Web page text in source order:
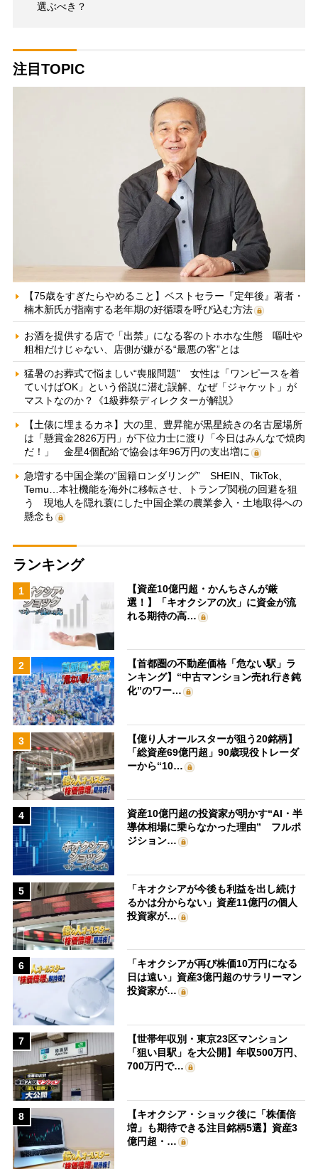
選ぶべき？
注目TOPIC
【75歳をすぎたらやめること】ベストセラー『定年後』著者・
楠木新氏が指南する老年期の好循環を呼び込む方法
お酒を提供する店で「出禁」になる客のトホホな生態 嘔吐や
粗相だけじゃない、店側が嫌がる“最悪の客”とは
猛暑のお葬式で悩ましい“喪服問題” 女性は「ワンピースを着
ていけばOK」という俗説に潜む誤解、なぜ「ジャケット」が
マストなのか？《1級葬祭ディレクターが解説》
【土俵に埋まるカネ】大の里、豊昇龍が黒星続きの名古屋場所
は「懸賞金2826万円」が下位力士に渡り「今日はみんなで焼肉
だ！」 金星4個配給で協会は年96万円の支出増に
急増する中国企業の“国籍ロンダリング” SHEIN、TikTok、
Temu…本社機能を海外に移転させ、トランプ関税の回避を狙
う 現地人を隠れ蓑にした中国企業の農業参入・土地取得への
懸念も
ランキング
1
【資産10億円超・かんちさんが厳
選！】「キオクシアの次」に資金が流
れる期待の高…
2
【首都圏の不動産価格「危ない駅」ラ
ンキング】“中古マンション売れ行き鈍
化”のワー…
3
【億り人オールスターが狙う20銘柄】
「総資産69億円超」90歳現役トレーダ
ーから“10…
4
資産10億円超の投資家が明かす“AI・半
導体相場に乗らなかった理由” フルポ
ジション…
5
「キオクシアが今後も利益を出し続け
るかは分からない」資産11億円の個人
投資家が…
6
「キオクシアが再び株価10万円になる
日は遠い」資産3億円超のサラリーマン
投資家が…
7
【世帯年収別・東京23区マンション
「狙い目駅」を大公開】年収500万円、
700万円で…
8
【キオクシア・ショック後に「株価倍
増」も期待できる注目銘柄5選】資産3
億円超・…